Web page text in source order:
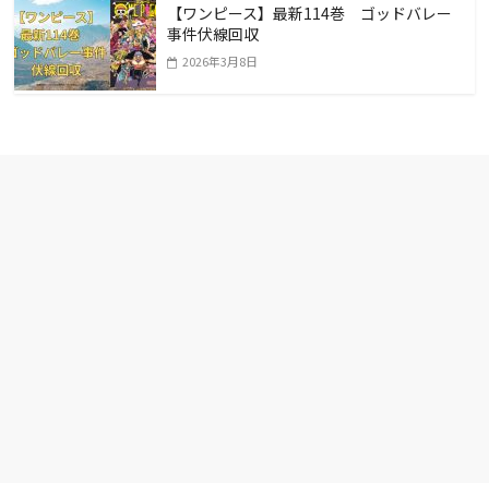
【ワンピース】最新114巻 ゴッドバレー
事件伏線回収
2026年3月8日